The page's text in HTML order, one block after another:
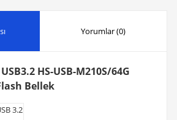
Yorumlar (0)
HS-USB-M210S/64G
Bellek
3.2